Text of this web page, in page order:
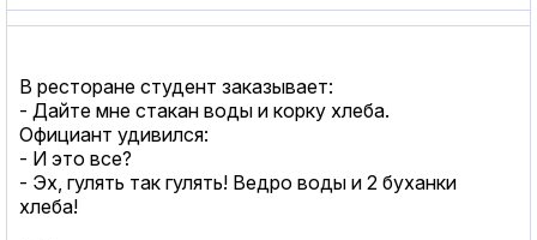
В ресторане студент заказывает:
- Дайте мне стакан воды и корку хлеба.
Официант удивился:
- И это все?
- Эх, гулять так гулять! Ведро воды и 2 буханки
хлеба!